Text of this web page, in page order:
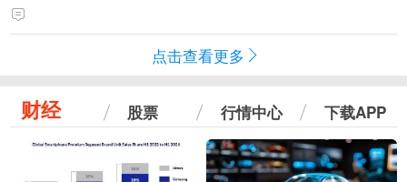
点击查看更多
财经 股票 行情中心 下载APP